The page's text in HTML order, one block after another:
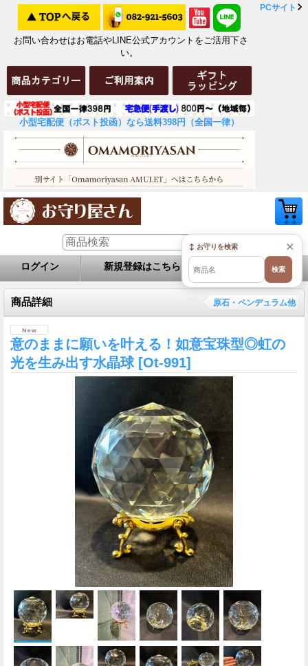
お問い合わせはお電話やLINE公式アカウントをご活用下さ
い。
小型宅配便（ポスト投函）なら送料398円（全国一律）
PCサイト
ログイン 新規登録はこちら お問い合せ
商品詳細 原石・ペンデュラム他
意のままに願いを叶える！如意宝珠型◎虹の
光を生み出す水晶球 [Ot-991]
×
↕ お守りを検索
検索